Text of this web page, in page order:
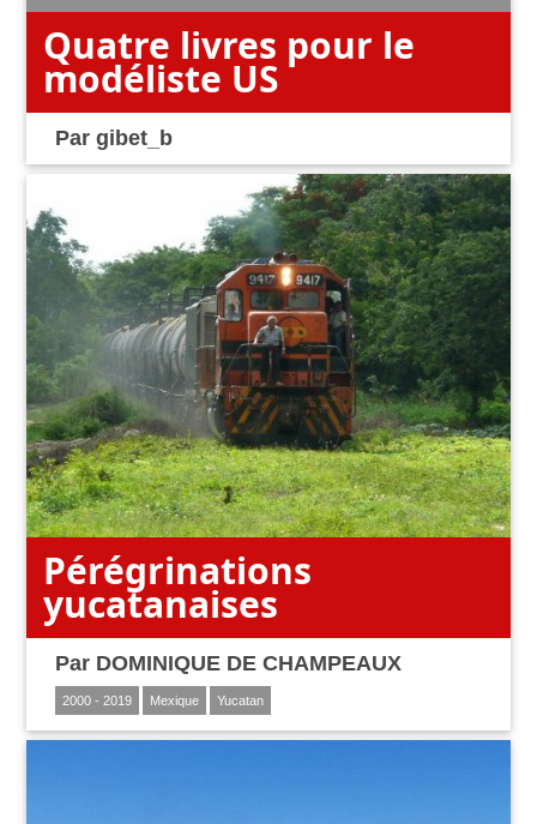
Quatre livres pour le
modéliste US
Par gibet_b
Pérégrinations
yucatanaises
Par DOMINIQUE DE CHAMPEAUX
2000 - 2019 Mexique Yucatan